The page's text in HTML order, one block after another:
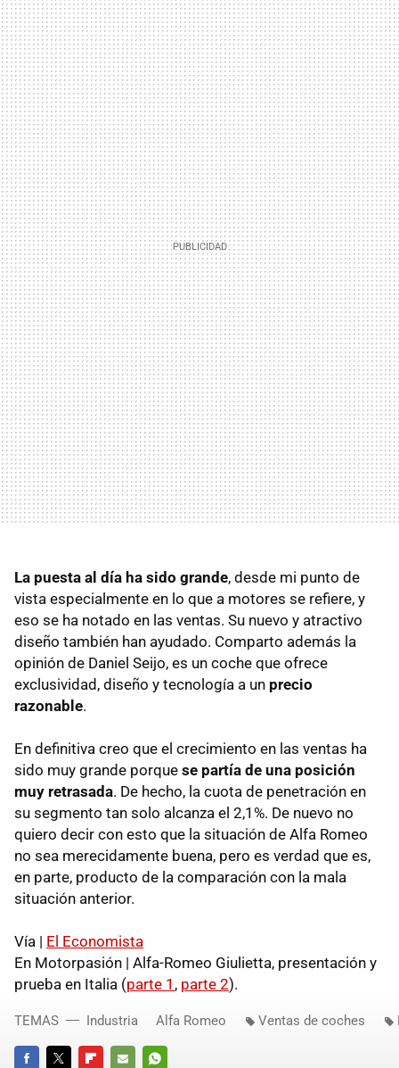
La puesta al día ha sido grande, desde mi punto de
vista especialmente en lo que a motores se refiere, y
eso se ha notado en las ventas. Su nuevo y atractivo
diseño también han ayudado. Comparto además la
opinión de Daniel Seijo, es un coche que ofrece
exclusividad, diseño y tecnología a un precio
razonable.
En definitiva creo que el crecimiento en las ventas ha
sido muy grande porque se partía de una posición
muy retrasada. De hecho, la cuota de penetración en
su segmento tan solo alcanza el 2,1%. De nuevo no
quiero decir con esto que la situación de Alfa Romeo
no sea merecidamente buena, pero es verdad que es,
en parte, producto de la comparación con la mala
situación anterior.
Vía | El Economista
En Motorpasión | Alfa-Romeo Giulietta, presentación y
prueba en Italia (parte 1 , parte 2).
TEMAS Industria Alfa Romeo Ventas de coches